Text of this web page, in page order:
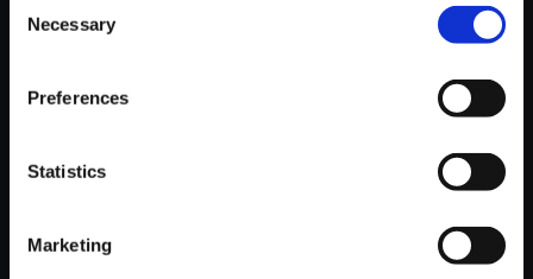
Selection
Necessary
Preferences
Statistics
Marketing
おすすめ商品